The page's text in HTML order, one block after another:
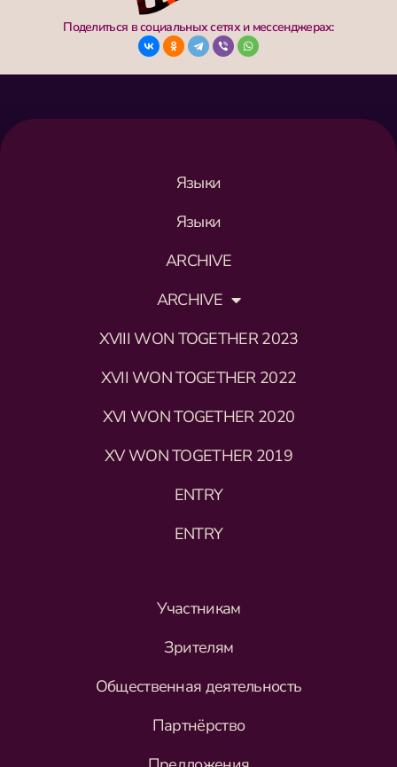
Поделиться в социальных сетях и мессенджерах:
Языки
Языки
ARCHIVE
ARCHIVE
XVIII WON TOGETHER 2023
XVII WON TOGETHER 2022
XVI WON TOGETHER 2020
XV WON TOGETHER 2019
ENTRY
ENTRY
Участникам
Зрителям
Общественная деятельность
Партнёрство